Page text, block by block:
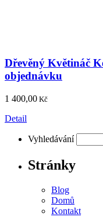
Dřevěný Květináč
objednávku
1 400,00 Kč
Detail
Vyhledávání
Stránky
Blog
Domů
Kontakt